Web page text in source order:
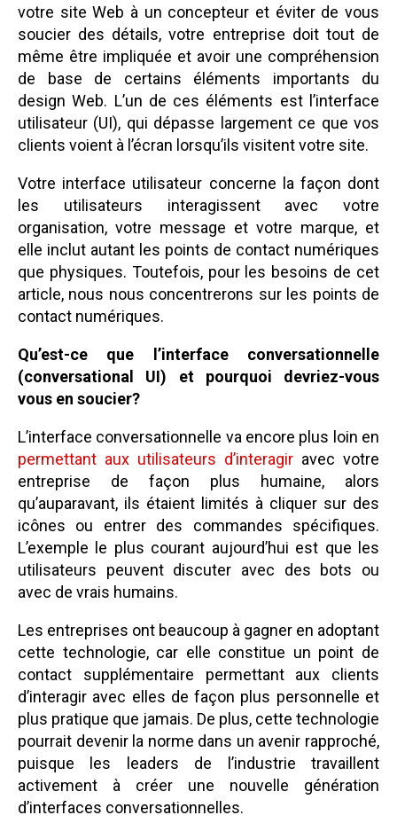
votre site Web à un concepteur et éviter de vous
soucier des détails, votre entreprise doit tout de
même être impliquée et avoir une compréhension
de base de certains éléments importants du
design Web. L’un de ces éléments est l’interface
utilisateur (UI), qui dépasse largement ce que vos
clients voient à l’écran lorsqu’ils visitent votre site.
Votre interface utilisateur concerne la façon dont
les utilisateurs interagissent avec votre
organisation, votre message et votre marque, et
elle inclut autant les points de contact numériques
que physiques. Toutefois, pour les besoins de cet
article, nous nous concentrerons sur les points de
contact numériques.
Qu’est-ce que l’interface conversationnelle
(conversational UI) et pourquoi devriez-vous
vous en soucier?
L’interface conversationnelle va encore plus loin en
permettant aux utilisateurs d’interagir avec votre
entreprise de façon plus humaine, alors
qu’auparavant, ils étaient limités à cliquer sur des
icônes ou entrer des commandes spécifiques.
L’exemple le plus courant aujourd’hui est que les
utilisateurs peuvent discuter avec des bots ou
avec de vrais humains.
Les entreprises ont beaucoup à gagner en adoptant
cette technologie, car elle constitue un point de
contact supplémentaire permettant aux clients
d’interagir avec elles de façon plus personnelle et
plus pratique que jamais. De plus, cette technologie
pourrait devenir la norme dans un avenir rapproché,
puisque les leaders de l’industrie travaillent
activement à créer une nouvelle génération
d’interfaces conversationnelles.